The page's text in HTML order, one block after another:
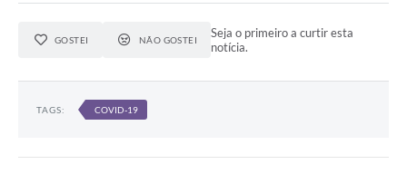
GOSTEI NÃO GOSTEI
Seja o primeiro a curtir esta
notícia.
TAGS: COVID-19